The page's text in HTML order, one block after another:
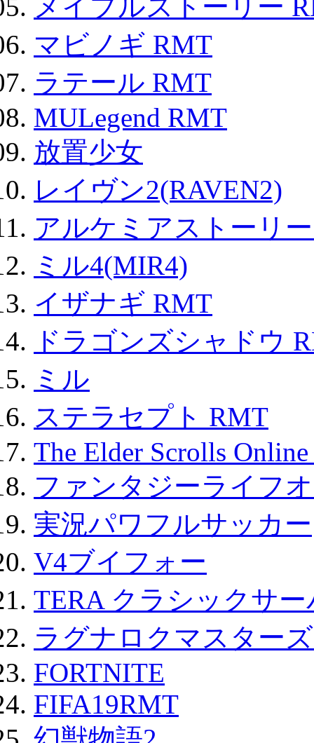
メイプルストーリー
マビノギ RMT
ラテール RMT
MULegend RMT
放置少女
レイヴン2(RAVEN2)
アルケミアストーリ
ミル4(MIR4)
イザナギ RMT
ドラゴンズシャドウ
ミル
ステラセプト RMT
The Elder Scrolls
ファンタジーライフ
実況パワフルサッカー
V4ブイフォー
TERA クラシックサ
ラグナロクマスター
FORTNITE
FIFA19RMT